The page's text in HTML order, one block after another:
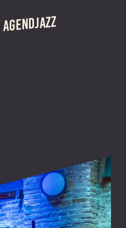
AGENDJAZZ